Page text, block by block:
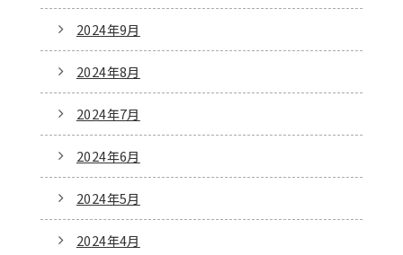
2024年9月
2024年8月
2024年7月
2024年6月
2024年5月
2024年4月